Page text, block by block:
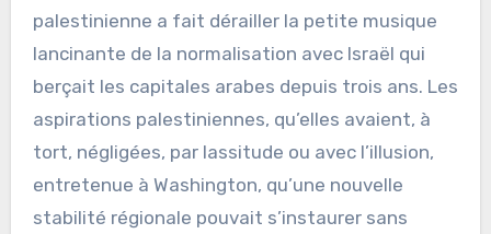
palestinienne a fait dérailler la petite musique
lancinante de la normalisation avec Israël qui
berçait les capitales arabes depuis trois ans. Les
aspirations palestiniennes, qu’elles avaient, à
tort, négligées, par lassitude ou avec l’illusion,
entretenue à Washington, qu’une nouvelle
stabilité régionale pouvait s’instaurer sans